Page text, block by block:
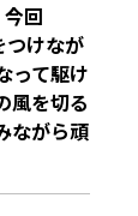
回
つけなが
って駆け
風を切る
ながら頑